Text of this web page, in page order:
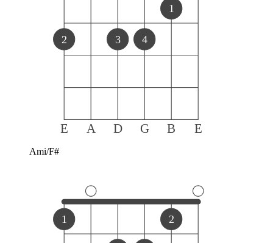
E A D G B E
2 3 4
1
Ami/F#
1 2